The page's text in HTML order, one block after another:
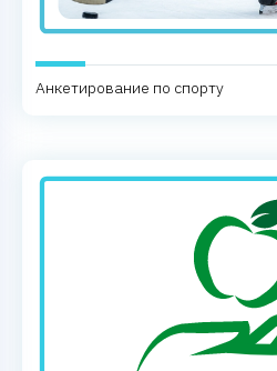
Анкетирование по спорту